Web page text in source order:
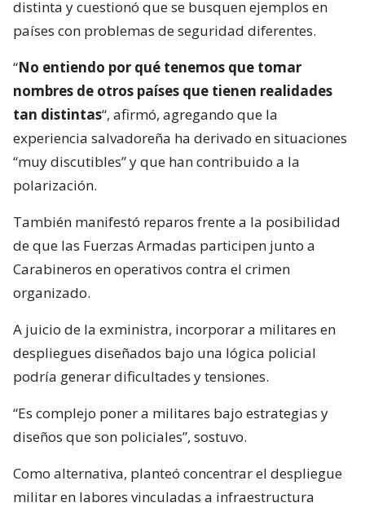
distinta y cuestionó que se busquen ejemplos en
países con problemas de seguridad diferentes.
“No entiendo por qué tenemos que tomar
nombres de otros países que tienen realidades
tan distintas“, afirmó, agregando que la
experiencia salvadoreña ha derivado en situaciones
“muy discutibles” y que han contribuido a la
polarización.
También manifestó reparos frente a la posibilidad
de que las Fuerzas Armadas participen junto a
Carabineros en operativos contra el crimen
organizado.
A juicio de la exministra, incorporar a militares en
despliegues diseñados bajo una lógica policial
podría generar dificultades y tensiones.
“Es complejo poner a militares bajo estrategias y
diseños que son policiales”, sostuvo.
Como alternativa, planteó concentrar el despliegue
militar en labores vinculadas a infraestructura